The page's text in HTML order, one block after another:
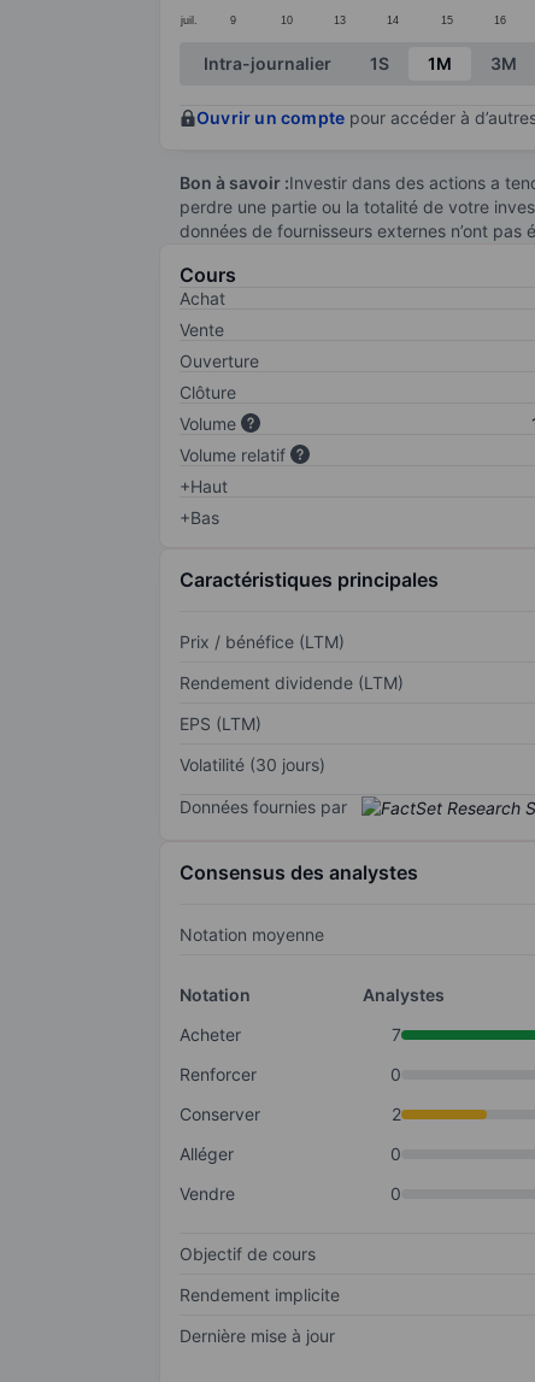
juil. 9 10 13 14 15 16
End of interactive chart.
Intra-journalier 1S 1M 3M
Ouvrir un compte pour accéder à
Bon à savoir :Investir dans des actions a
perdre une partie ou la totalité de votre
données de fournisseurs externes n’ont pas
Cours
Achat
Vente
Ouverture
Clôture
Volume
Volume relatif
+Haut
+Bas
Caractéristiques principales
Prix / bénéfice (LTM)
Rendement dividende (LTM)
EPS (LTM)
Volatilité (30 jours)
Données fournies par
Consensus des analystes
Notation moyenne
Notation
Analystes
Acheter
7
Renforcer
0
Conserver
2
Alléger
0
Vendre
0
Objectif de cours
Rendement implicite
Dernière mise à jour